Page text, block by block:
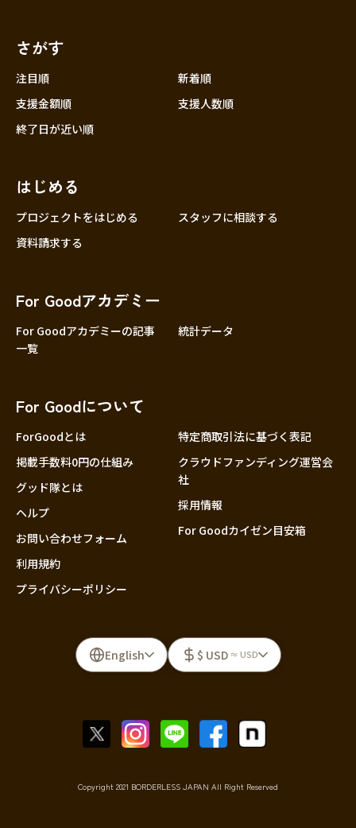
さがす
注目順
新着順
支援金額順
支援人数順
終了日が近い順
はじめる
プロジェクトをはじめる
スタッフに相談する
資料請求する
For Goodアカデミー
For Goodアカデミーの記事
一覧
統計データ
For Goodについて
ForGoodとは
掲載手数料0円の仕組み
グッド隊とは
ヘルプ
お問い合わせフォーム
利用規約
プライバシーポリシー
特定商取引法に基づく表記
クラウドファンディング運営会
社
採用情報
For Goodカイゼン目安箱
English $ USD ≈ USD
Copyright 2021 BORDERLESS JAPAN All Right Reserved